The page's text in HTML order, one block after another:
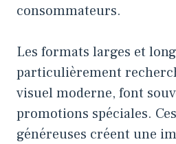
consommateurs.
Les formats larges et
particulièrement
visuel moderne, font
promotions spéciales.
généreuses créent une